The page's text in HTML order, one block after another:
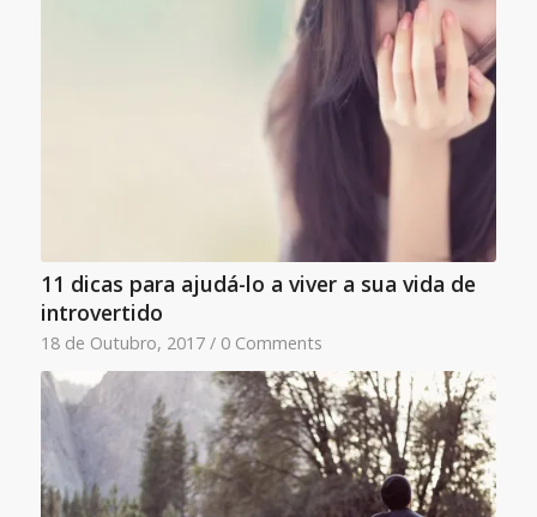
11 dicas para ajudá-lo a viver a sua vida de
introvertido
18 de Outubro, 2017 / 0 Comments